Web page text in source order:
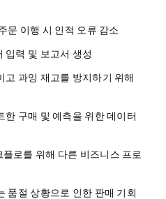
문 이행 시 인적 오류 감소
입력 및 보고서 생성
고 과잉 재고를 방지하기 위해
한 구매 및 예측을 위한 데이터
로를 위해 다른 비즈니스 프로
품절 상황으로 인한 판매 기회